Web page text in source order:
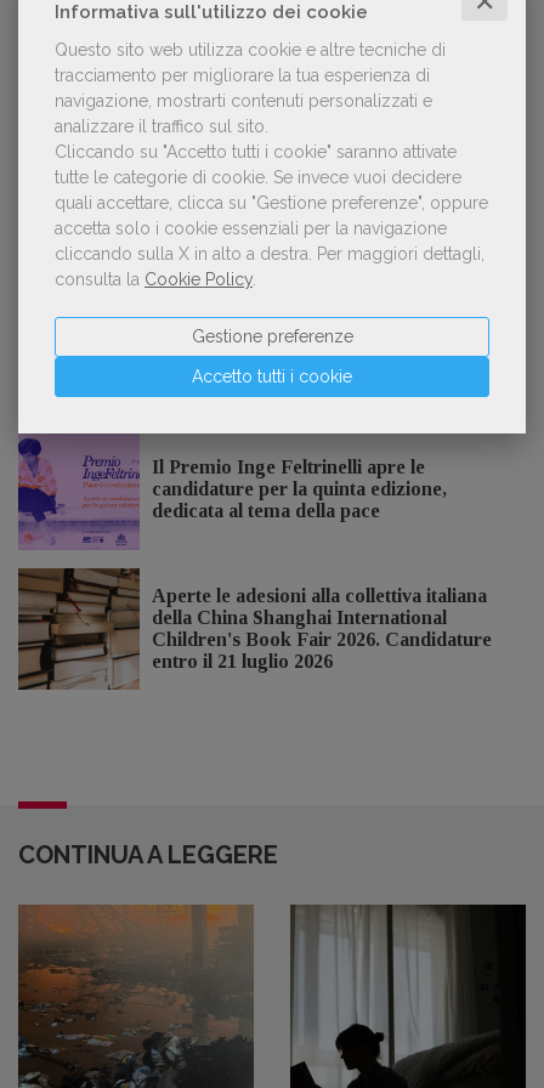
Informativa sull'utilizzo dei cookie
Questo sito web utilizza cookie e altre tecniche di
tracciamento per migliorare la tua esperienza di
navigazione, mostrarti contenuti personalizzati e
analizzare il traffico sul sito.
Cliccando su "Accetto tutti i cookie" saranno attivate
tutte le categorie di cookie. Se invece vuoi decidere
quali accettare, clicca su "Gestione preferenze", oppure
accetta solo i cookie essenziali per la navigazione
cliccando sulla X in alto a destra.
Per maggiori dettagli,
consulta la Cookie Policy
Accetto tutti i cookie
Gestione preferenze
Forse è il momento di cambiare prospettiva
sull’intelligenza artificiale
Kobo ha rifiutato il 45% dei testi ricevuti per
sospetto utilizzo dell’IA
NOTIZIE DALL'AIE
Il Premio Inge Feltrinelli apre le
candidature per la quinta edizione,
dedicata al tema della pace
Aperte le adesioni alla collettiva italiana
della China Shanghai International
Children's Book Fair 2026. Candidature
entro il 21 luglio 2026
CONTINUA A LEGGERE